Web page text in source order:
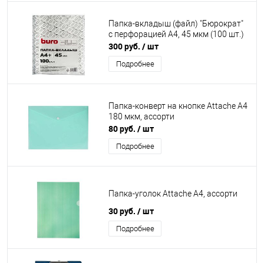
Папка-вкладыш (файл) "Бюрократ"
с перфорацией А4, 45 мкм (100 шт.)
300 руб. / шт
Подробнее
Папка-конверт на кнопке Attache А4
180 мкм, ассорти
80 руб. / шт
Подробнее
Папка-уголок Attache А4, ассорти
30 руб. / шт
Подробнее